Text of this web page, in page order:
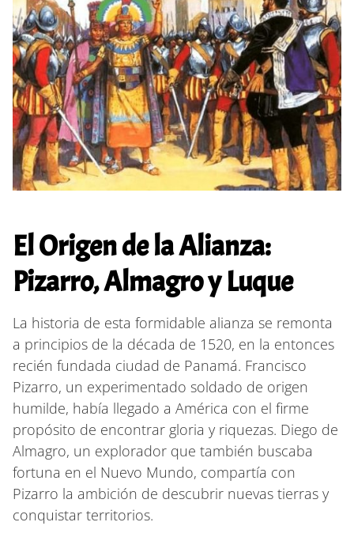
El Origen de la Alianza:
Pizarro, Almagro y Luque
La historia de esta formidable alianza se remonta
a principios de la década de 1520, en la entonces
recién fundada ciudad de Panamá. Francisco
Pizarro, un experimentado soldado de origen
humilde, había llegado a América con el firme
propósito de encontrar gloria y riquezas. Diego de
Almagro, un explorador que también buscaba
fortuna en el Nuevo Mundo, compartía con
Pizarro la ambición de descubrir nuevas tierras y
conquistar territorios.